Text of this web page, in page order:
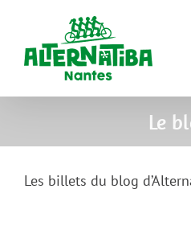
Le
Les billets du blog